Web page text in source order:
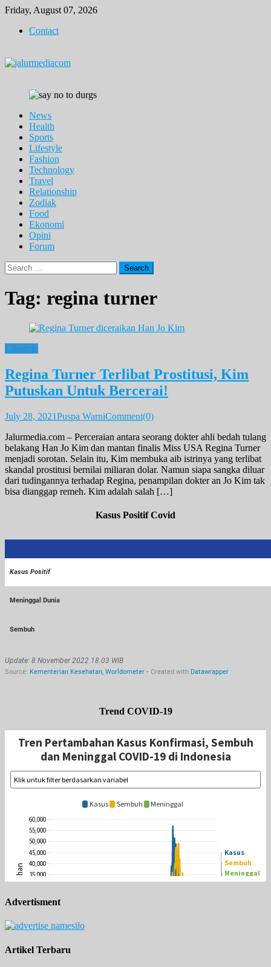
Skip
content
Friday, August 07, 2026
Contact
News
Health
Sports
Lifestyle
Fashion
Technology
Travel
Relationship
Zodiak
Food
Ekonomi
Opini
Forum
Search
for:
Tag: regina turner
Lifestyle
Regina Turner Terlibat Prostitusi, Kim
Putuskan Untuk Bercerai!
July 28, 2021Puspa WarniComment(0)
Jalurmedia.com – Perceraian antara seorang dokter ahli bedah tulang
belakang Han Jo Kim dan mantan finalis Miss USA Regina Turner
menjadi sorotan. Selain itu, Kim membuka aib istrinya yang terlibat
skandal prostitusi bernilai miliaran dolar. Namun siapa sangka diluar
dari tudingannya terhadap Regina, penampilan dokter an Jo Kim tak
bisa dianggap remeh. Kim adalah salah […]
Kasus Positif Covid
Trend COVID-19
Advertisment
Artikel Terbaru